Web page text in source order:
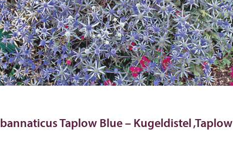
Taplow Blue – Kugeldistel ‚Taplow